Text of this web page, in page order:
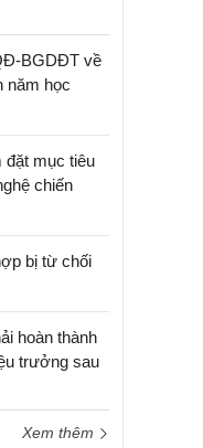
BGDĐT về
năm học
đặt mục tiêu
chiến
bị từ chối
hoàn thành
trưởng sau
Xem thêm